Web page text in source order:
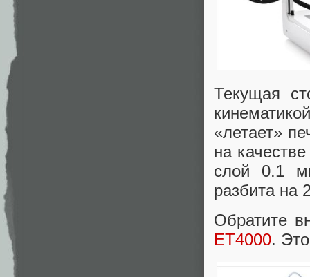
Текущая
«летает»
на
слой 0.1
разбита на
Обратите
ET4000.